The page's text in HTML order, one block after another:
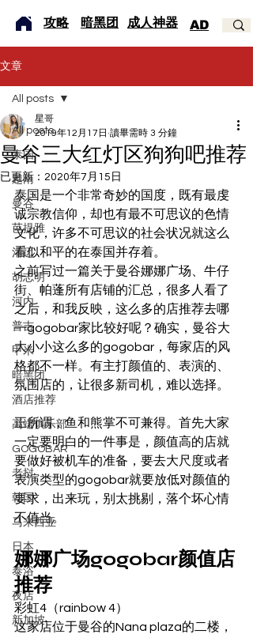
​攻略 暗黑团 成人神器 AD
文章
All posts
泰国
越南
曼谷
芭提雅
清迈
胡志明
河内
普吉
甲米
暗黑团
酒店推荐
高端俱乐部
GOGOBAR
老挝
韩国
马来西亚
日本
泰浴
夜店
新加坡
All posts
曼谷三大红灯区狗狗吧推荐
星哥
2019年12月17日 讀畢需時 3 分鐘
已更新： 2020年7月15日
泰国是一个非常奇妙的国度，既有最虔
诚宗教信仰，却也有最不可思议的色情
文化，许多不可思议的社会状况就这么
看似和平的在泰国并存着。
之前写过一篇关于曼谷娜娜广场、牛仔
街、帕蓬所有店铺的汇总，很多人看了
之后，和我反映，这么多的店推荐去哪
一gogobar家比较好呢？确实，曼谷大
大小小这么多的gogobar，每家店的风
格都不一样。有主打颜值的、表演的、
氛围店的，让很多新司机，难以选择。
正所谓，鱼和熊掌不可兼得。首先大家
一定要明白的一件事是，颜值高的店就
要做好被机车的准备，要去大尺度或者
表演类型的gogobar就要放低对颜值的
要求，出来玩，别太挑剔，落个坏心情
不值当。
娜娜广场gogobar颜值店
推荐
彩虹4（rainbow 4）
这家店位于曼谷的Nana plaza的二楼，